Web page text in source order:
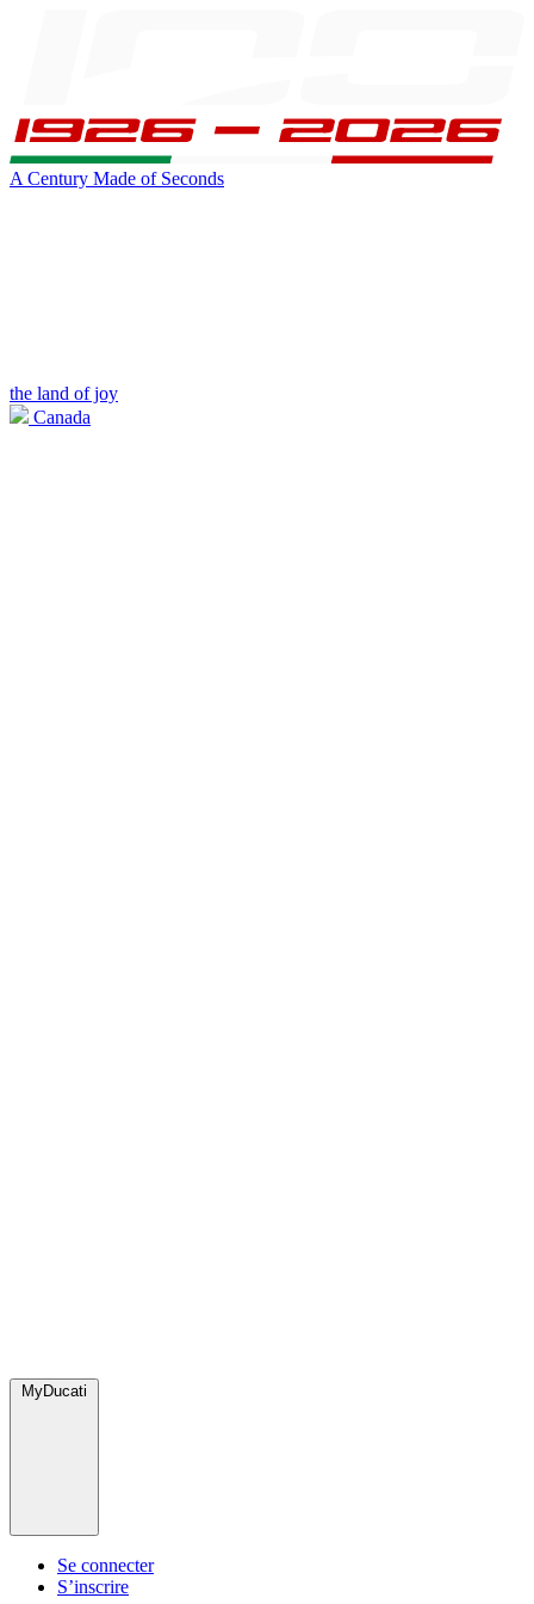
A Century Made of Seconds
the land of joy
Canada
MyDucati
Se connecter
S’inscrire